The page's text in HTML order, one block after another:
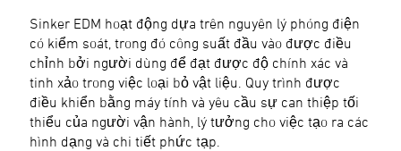
Sinker EDM hoạt động dựa trên nguyên lý phóng điện
có kiểm soát, trong đó công suất đầu vào được điều
chỉnh bởi người dùng để đạt được độ chính xác và
tinh xảo trong việc loại bỏ vật liệu. Quy trình được
điều khiển bằng máy tính và yêu cầu sự can thiệp tối
thiểu của người vận hành, lý tưởng cho việc tạo ra các
hình dạng và chi tiết phức tạp.